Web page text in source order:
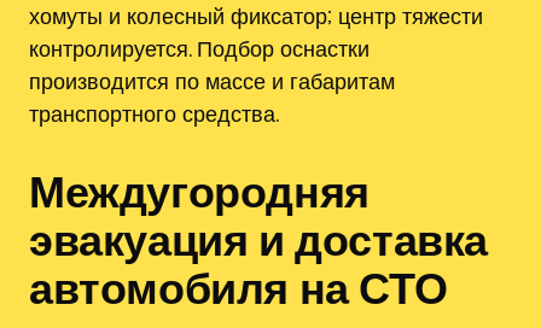
хомуты и колесный фиксатор; центр тяжести
контролируется. Подбор оснастки
производится по массе и габаритам
транспортного средства.
Междугородняя
эвакуация и доставка
автомобиля на СТО